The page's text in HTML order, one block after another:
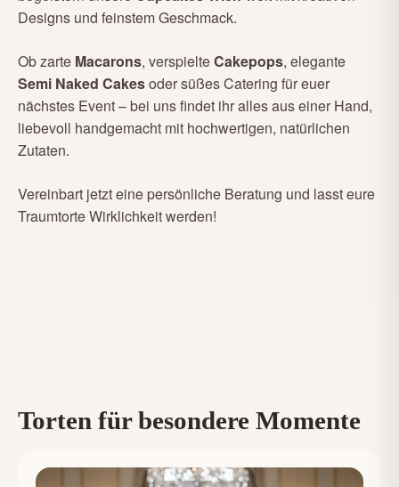
Designs und feinstem Geschmack.
Ob zarte Macarons, verspielteCakepops, elegante
Semi Naked Cakesoder süßes Catering für euer
nächstes Event – bei uns findet ihr alles aus einer Hand,
liebevoll handgemacht mit hochwertigen, natürlichen
Zutaten.
Vereinbart jetzt eine persönliche Beratung und lasst eure
Traumtorte Wirklichkeit werden!
Torten für besondere Momente